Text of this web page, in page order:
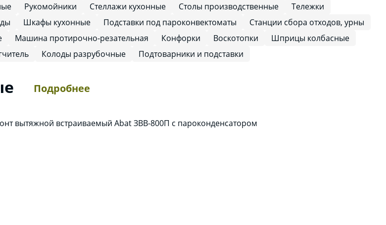
Рукомойники Стеллажи кухонные Столы производственные
Тележки
Шкафы кухонные Подставки под пароконвектоматы
Станции сбора отходов, урны
Машина протирочно-резательная Конфорки Воскотопки
Шприцы колбасные
Колоды разрубочные Подтоварники и подставки
Подробнее